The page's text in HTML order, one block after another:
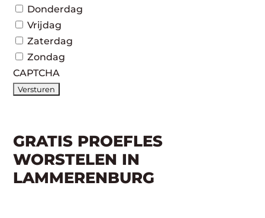
Donderdag
Vrijdag
Zaterdag
Zondag
CAPTCHA
GRATIS PROEFLES
WORSTELEN IN
LAMMERENBURG